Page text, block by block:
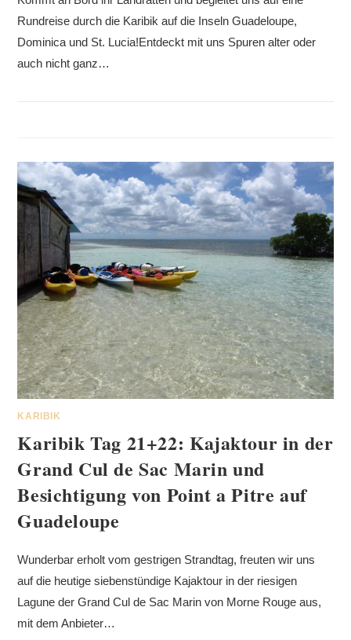
Rundreise durch die Karibik auf die Inseln Guadeloupe,
Dominica und St. Lucia!Entdeckt mit uns Spuren alter oder
auch nicht ganz…
KARIBIK
Karibik Tag 21+22: Kajaktour in der
Grand Cul de Sac Marin und
Besichtigung von Point a Pitre auf
Guadeloupe
Wunderbar erholt vom gestrigen Strandtag, freuten wir uns
auf die heutige siebenstündige Kajaktour in der riesigen
Lagune der Grand Cul de Sac Marin von Morne Rouge aus,
mit dem Anbieter…